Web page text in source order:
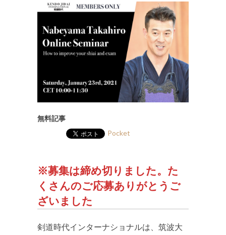
無料記事
Pocket
※募集は締め切りました。た
くさんのご応募ありがとうご
ざいました
剣道時代インターナショナルは、筑波大